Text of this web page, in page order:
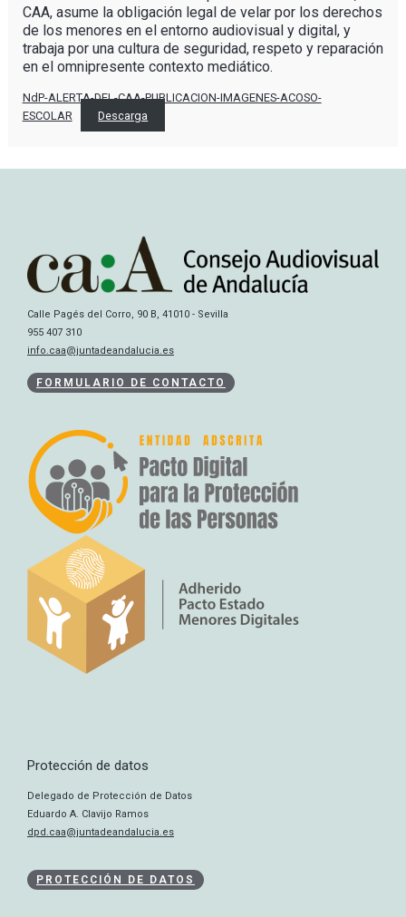
CAA, asume la obligación legal de velar por los derechos
de los menores en el entorno audiovisual y digital, y
trabaja por una cultura de seguridad, respeto y reparación
en el omnipresente contexto mediático.
NdP-ALERTA-DEL-CAA-PUBLICACION-IMAGENES-ACOSO-
ESCOLAR
Descarga
Calle Pagés del Corro, 90 B, 41010 - Sevilla
955 407 310
info.caa@juntadeandalucia.es
FORMULARIO DE CONTACTO
Protección de datos
Delegado de Protección de Datos
Eduardo A. Clavijo Ramos
dpd.caa@juntadeandalucia.es
PROTECCIÓN DE DATOS